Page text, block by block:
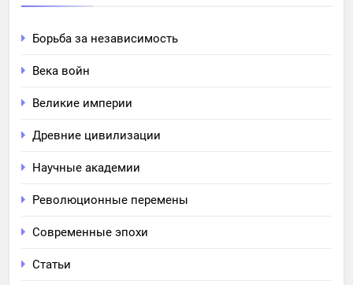
Борьба за независимость
Века войн
Великие империи
Древние цивилизации
Научные академии
Революционные перемены
Современные эпохи
Статьи